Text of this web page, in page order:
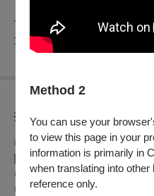
Method 2
You can use your
to view this page in your
information is primarily in
when translating into other
reference only.
The 3rd Act
第三幕
折扣方案
◎身心障礙人士及陪同者1名
障礙手冊，陪同者與身障者
◎兩廳院付費會員9折、免費
◎團體票。10張以上團體票85